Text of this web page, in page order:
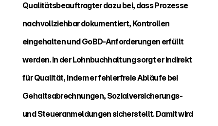
Qualitätsbeauftragter dazu bei, dass Prozesse
nachvollziehbar dokumentiert, Kontrollen
eingehalten und GoBD-Anforderungen erfüllt
werden. In der Lohnbuchhaltung sorgt er indirekt
für Qualität, indem er fehlerfreie Abläufe bei
Gehaltsabrechnungen, Sozialversicherungs-
und Steueranmeldungen sicherstellt. Damit wird